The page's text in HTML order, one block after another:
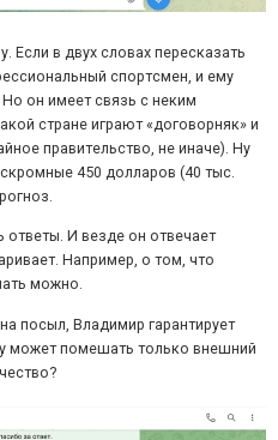
Если в двух словах пересказать
спортсмен, и ему
он имеет связь с неким
стране играют «договорняк» и
правительство, не иначе). Ну
450 долларов (40 тыс.
И везде он отвечает
Например, о том, что
можно.
посыл, Владимир гарантирует
может помешать только внешний